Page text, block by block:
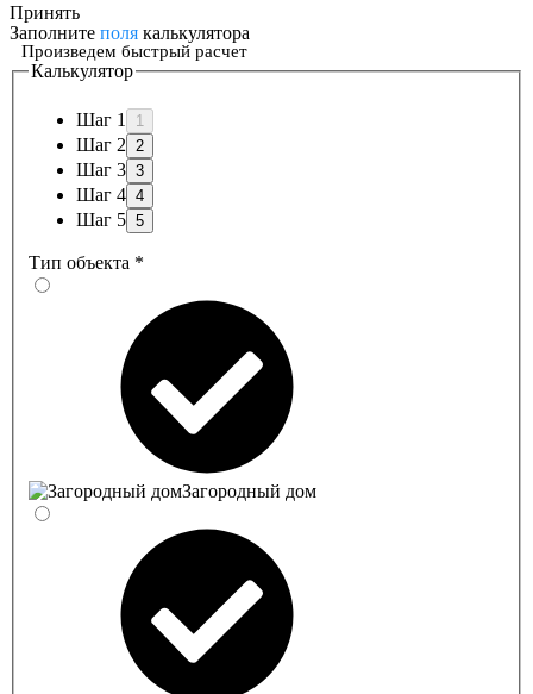
Принять
Заполните поля калькулятора
Произведем быстрый расчет
Калькулятор
Шаг 1
Шаг 2
Шаг 3
Шаг 4
Шаг 5
Тип объекта *
Загородный дом